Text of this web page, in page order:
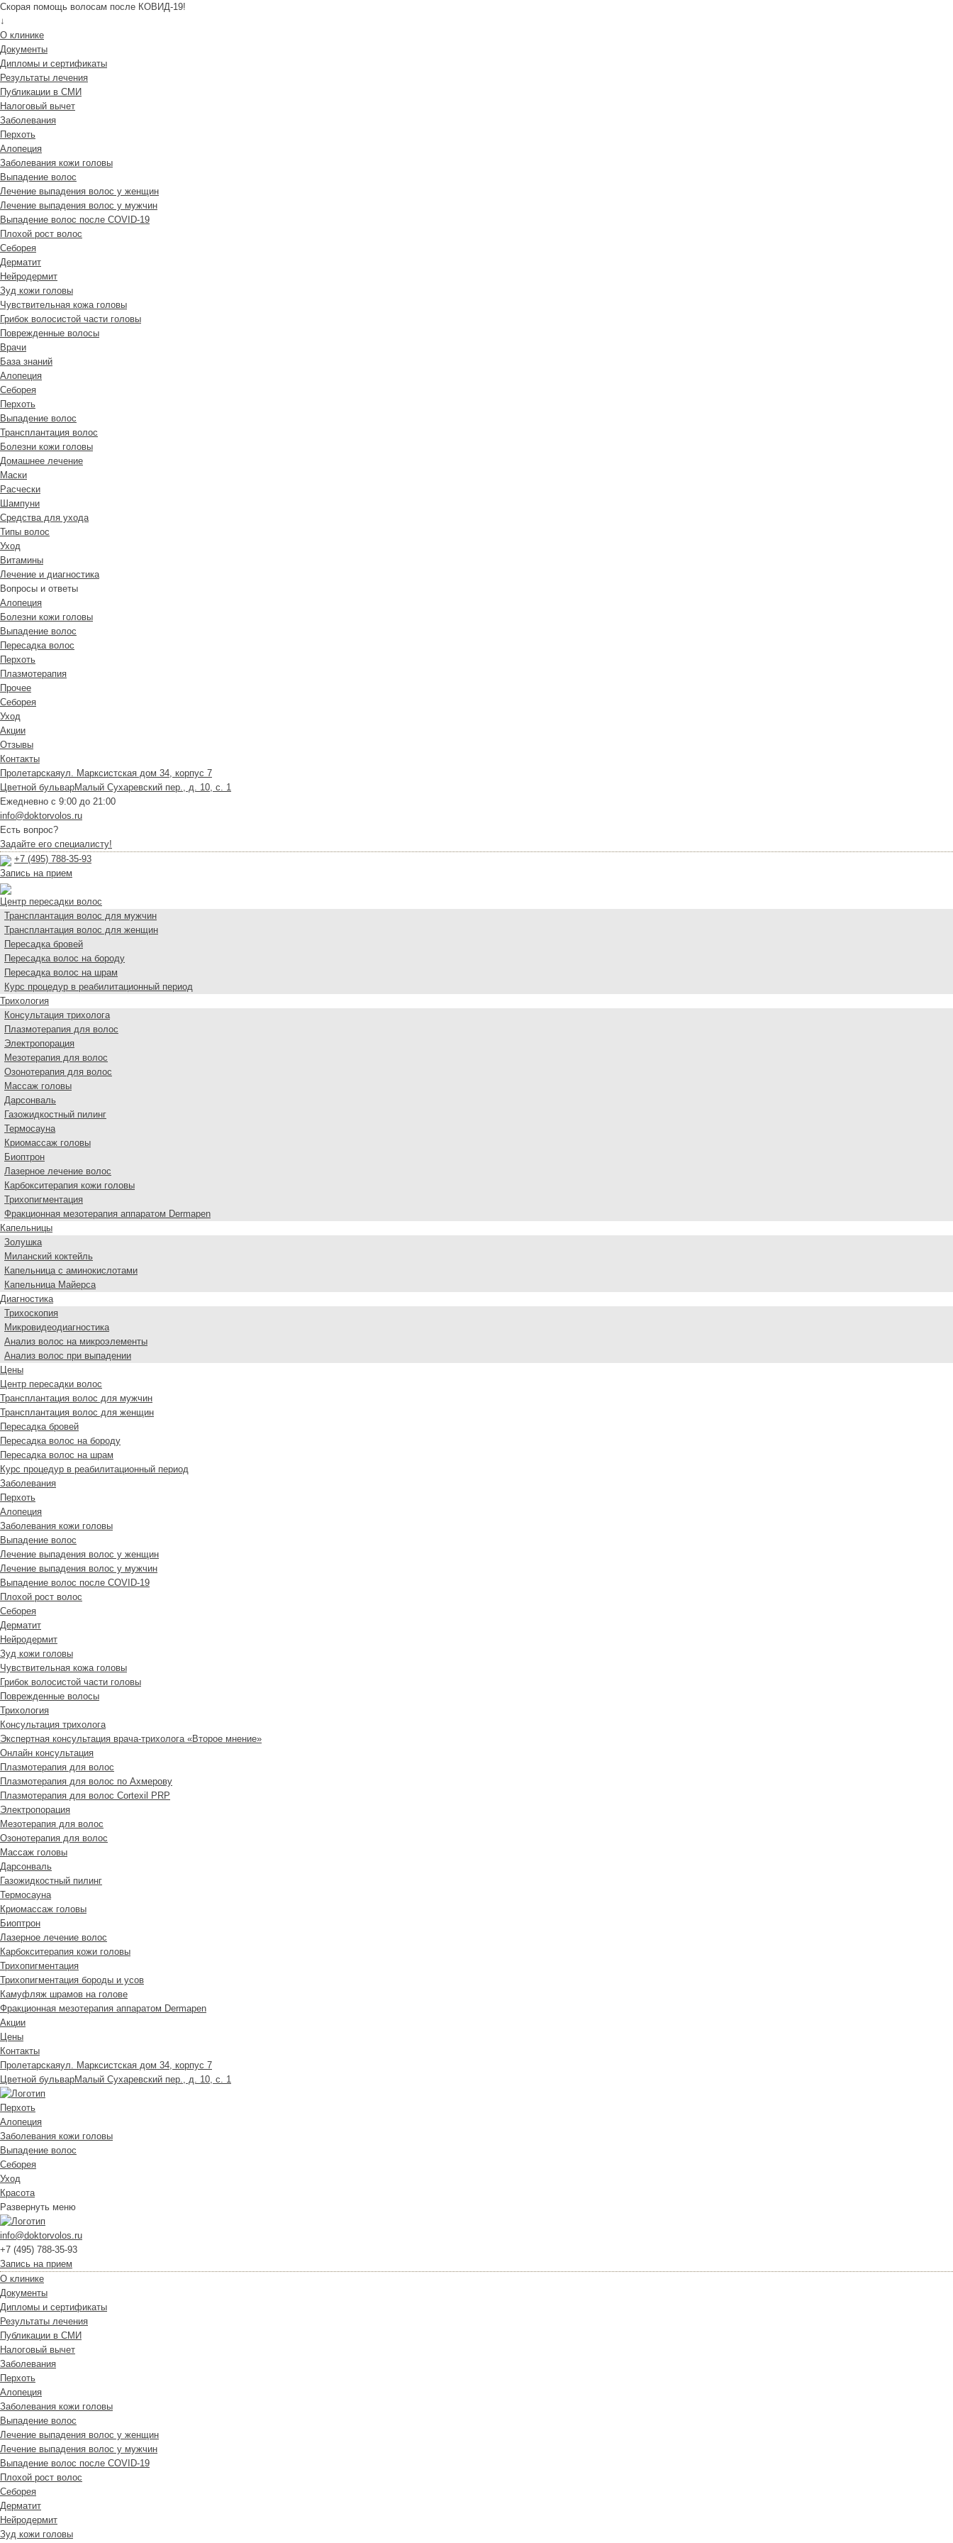
Скорая помощь волосам после КОВИД-19!
↓
О клинике
Документы
Дипломы и сертификаты
Результаты лечения
Публикации в СМИ
Налоговый вычет
Заболевания
Перхоть
Алопеция
Заболевания кожи головы
Выпадение волос
Лечение выпадения волос у женщин
Лечение выпадения волос у мужчин
Выпадение волос после COVID-19
Плохой рост волос
Cеборея
Дерматит
Нейродермит
Зуд кожи головы
Чувствительная кожа головы
Грибок волосистой части головы
Поврежденные волосы
Врачи
База знаний
Алопеция
Себорея
Перхоть
Выпадение волос
Трансплантация волос
Болезни кожи головы
Домашнее лечение
Маски
Расчески
Шампуни
Средства для ухода
Типы волос
Уход
Витамины
Лечение и диагностика
Вопросы и ответы
Алопеция
Болезни кожи головы
Выпадение волос
Пересадка волос
Перхоть
Плазмотерапия
Прочее
Себорея
Уход
Акции
Отзывы
Контакты
Пролетарскаяул. Марксистская дом 34, корпус 7
Цветной бульварМалый Сухаревский пер., д. 10, с. 1
Ежедневно с 9:00 до 21:00
info@doktorvolos.ru
Есть вопрос?
Задайте его специалисту!
+7 (495) 788-35-93
Запись на прием
Центр пересадки волос
Трансплантация волос для мужчин
Трансплантация волос для женщин
Пересадка бровей
Пересадка волос на бороду
Пересадка волос на шрам
Курс процедур в реабилитационный период
Трихология
Консультация трихолога
Плазмотерапия для волос
Электропорация
Мезотерапия для волос
Озонотерапия для волос
Массаж головы
Дарсонваль
Газожидкостный пилинг
Термосауна
Криомассаж головы
Биоптрон
Лазерное лечение волос
Карбокситерапия кожи головы
Трихопигментация
Фракционная мезотерапия аппаратом Dermapen
Капельницы
Золушка
Миланский коктейль
Капельница с аминокислотами
Капельница Майерса
Диагностика
Трихоскопия
Микровидеодиагностика
Анализ волос на микроэлементы
Анализ волос при выпадении
Цены
Центр пересадки волос
Трансплантация волос для мужчин
Трансплантация волос для женщин
Пересадка бровей
Пересадка волос на бороду
Пересадка волос на шрам
Курс процедур в реабилитационный период
Заболевания
Перхоть
Алопеция
Заболевания кожи головы
Выпадение волос
Лечение выпадения волос у женщин
Лечение выпадения волос у мужчин
Выпадение волос после COVID-19
Плохой рост волос
Cеборея
Дерматит
Нейродермит
Зуд кожи головы
Чувствительная кожа головы
Грибок волосистой части головы
Поврежденные волосы
Трихология
Консультация трихолога
Экспертная консультация врача-трихолога «Второе мнение»
Онлайн консультация
Плазмотерапия для волос
Плазмотерапия для волос по Ахмерову
Плазмотерапия для волос Cortexil PRP
Электропорация
Мезотерапия для волос
Озонотерапия для волос
Массаж головы
Дарсонваль
Газожидкостный пилинг
Термосауна
Криомассаж головы
Биоптрон
Лазерное лечение волос
Карбокситерапия кожи головы
Трихопигментация
Трихопигментация бороды и усов
Камуфляж шрамов на голове
Фракционная мезотерапия аппаратом Dermapen
Акции
Цены
Контакты
Пролетарскаяул. Марксистская дом 34, корпус 7
Цветной бульварМалый Сухаревский пер., д. 10, с. 1
Перхоть
Алопеция
Заболевания кожи головы
Выпадение волос
Cеборея
Уход
Красота
Развернуть меню
info@doktorvolos.ru
+7 (495) 788-35-93
Запись на прием
О клинике
Документы
Дипломы и сертификаты
Результаты лечения
Публикации в СМИ
Налоговый вычет
Заболевания
Перхоть
Алопеция
Заболевания кожи головы
Выпадение волос
Лечение выпадения волос у женщин
Лечение выпадения волос у мужчин
Выпадение волос после COVID-19
Плохой рост волос
Cеборея
Дерматит
Нейродермит
Зуд кожи головы